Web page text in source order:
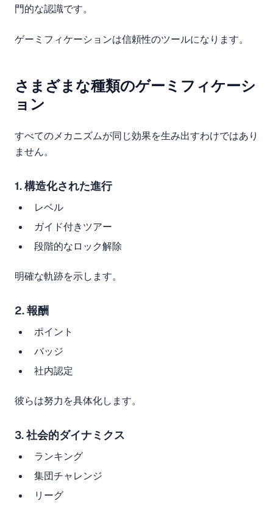
門的な認識です。
ゲーミフィケーションは信頼性のツールになります。
さまざまな種類のゲーミフィケーシ
ョン
すべてのメカニズムが同じ効果を生み出すわけではあり
ません。
1. 構造化された進行
レベル
ガイド付きツアー
段階的なロック解除
明確な軌跡を示します。
2. 報酬
ポイント
バッジ
社内認定
彼らは努力を具体化します。
3. 社会的ダイナミクス
ランキング
集団チャレンジ
リーグ